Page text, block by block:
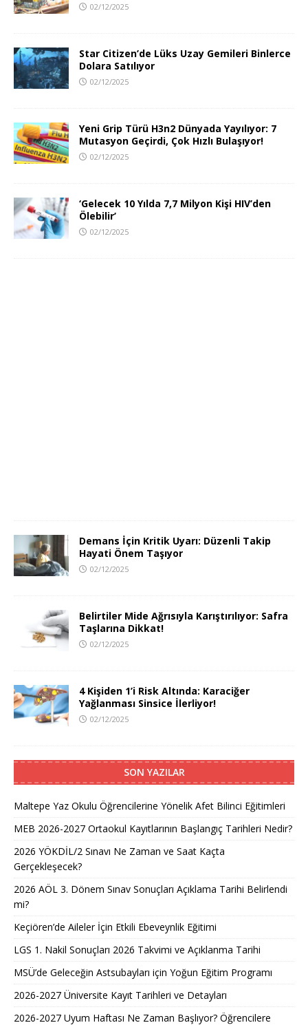
02/12/2025
Star Citizen’de Lüks Uzay Gemileri Binlerce
Dolara Satılıyor
02/12/2025
Yeni Grip Türü H3n2 Dünyada Yayılıyor: 7
Mutasyon Geçirdi, Çok Hızlı Bulaşıyor!
02/12/2025
‘Gelecek 10 Yılda 7,7 Milyon Kişi HIV’den
Ölebilir’
02/12/2025
Demans İçin Kritik Uyarı: Düzenli Takip
Hayati Önem Taşıyor
02/12/2025
Belirtiler Mide Ağrısıyla Karıştırılıyor: Safra
Taşlarına Dikkat!
02/12/2025
4 Kişiden 1’i Risk Altında: Karaciğer
Yağlanması Sinsice İlerliyor!
02/12/2025
SON YAZILAR
Maltepe Yaz Okulu Öğrencilerine Yönelik Afet Bilinci Eğitimleri
MEB 2026-2027 Ortaokul Kayıtlarının Başlangıç Tarihleri Nedir?
2026 YÖKDİL/2 Sınavı Ne Zaman ve Saat Kaçta
Gerçekleşecek?
2026 AÖL 3. Dönem Sınav Sonuçları Açıklama Tarihi Belirlendi
mi?
Keçiören’de Aileler İçin Etkili Ebeveynlik Eğitimi
LGS 1. Nakil Sonuçları 2026 Takvimi ve Açıklanma Tarihi
MSÜ’de Geleceğin Astsubayları için Yoğun Eğitim Programı
2026-2027 Üniversite Kayıt Tarihleri ve Detayları
2026-2027 Uyum Haftası Ne Zaman Başlıyor? Öğrencilere